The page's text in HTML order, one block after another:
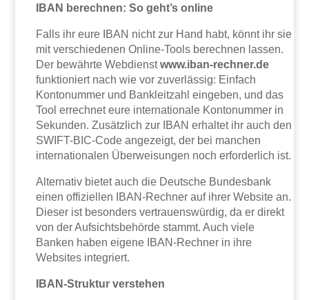
IBAN berechnen: So geht’s online
Falls ihr eure IBAN nicht zur Hand habt, könnt ihr sie
mit verschiedenen Online-Tools berechnen lassen.
Der bewährte Webdienstwww.iban-rechner.de
funktioniert nach wie vor zuverlässig: Einfach
Kontonummer und Bankleitzahl eingeben, und das
Tool errechnet eure internationale Kontonummer in
Sekunden. Zusätzlich zur IBAN erhaltet ihr auch den
SWIFT-BIC-Code angezeigt, der bei manchen
internationalen Überweisungen noch erforderlich ist.
Alternativ bietet auch die Deutsche Bundesbank
einen offiziellen IBAN-Rechner auf ihrer Website an.
Dieser ist besonders vertrauenswürdig, da er direkt
von der Aufsichtsbehörde stammt. Auch viele
Banken haben eigene IBAN-Rechner in ihre
Websites integriert.
IBAN-Struktur verstehen